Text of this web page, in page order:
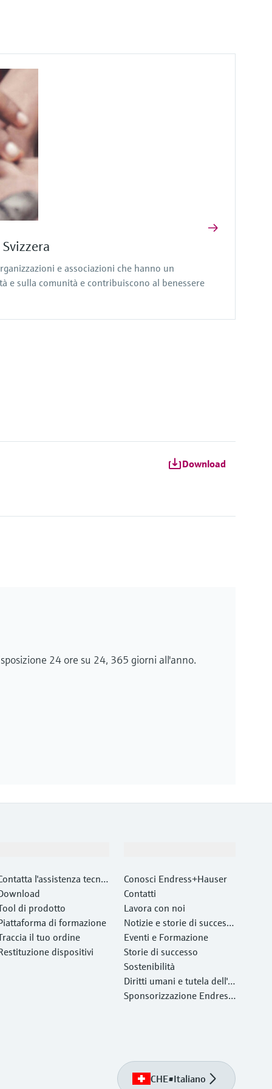
e associazioni che hanno un
e sulla comunità e contribuiscono al benessere
Download
24 ore su 24, 365 giorni all'anno.
l'assistenza tecnic
di prodotto
di formazione
il tuo ordine
dispositivi
Conosci Endress+Hauser
Contatti
Lavora con noi
Notizie e storie di success
o
Eventi e Formazione
Storie di successo
Sostenibilità
Diritti umani e tutela dell'a
mbiente
Sponsorizzazione Endress
CHE•Italiano